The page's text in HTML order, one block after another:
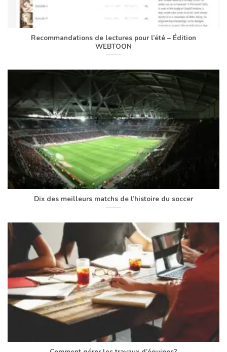
Recommandations de lectures pour l’été – Édition
WEBTOON
Dix des meilleurs matchs de l’histoire du soccer